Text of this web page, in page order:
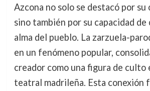
Azcona no solo se destacó por
sino también por su capacidad
alma del pueblo. La zarzuela-
en un fenómeno popular,
creador como una figura de culto
teatral madrileña. Esta conexión